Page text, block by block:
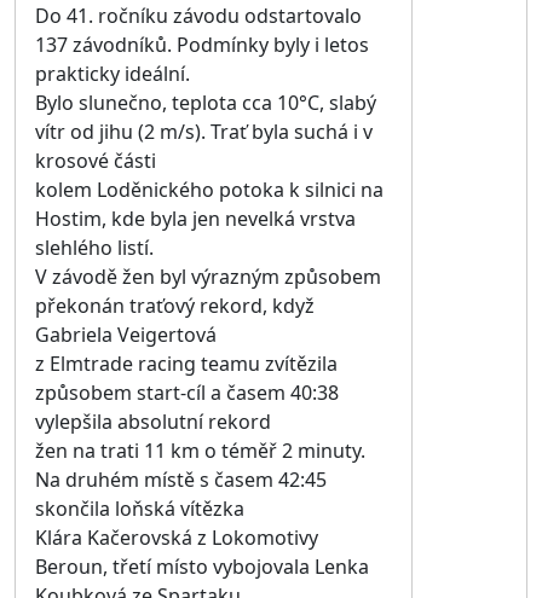
Do 41. ročníku závodu odstartovalo
137 závodníků. Podmínky byly i letos
prakticky ideální.
Bylo slunečno, teplota cca 10°C, slabý
vítr od jihu (2 m/s). Trať byla suchá i v
krosové části
kolem Loděnického potoka k silnici na
Hostim, kde byla jen nevelká vrstva
slehlého listí.
V závodě žen byl výrazným způsobem
překonán traťový rekord, když
Gabriela Veigertová
z Elmtrade racing teamu zvítězila
způsobem start-cíl a časem 40:38
vylepšila absolutní rekord
žen na trati 11 km o téměř 2 minuty.
Na druhém místě s časem 42:45
skončila loňská vítězka
Klára Kačerovská z Lokomotivy
Beroun, třetí místo vybojovala Lenka